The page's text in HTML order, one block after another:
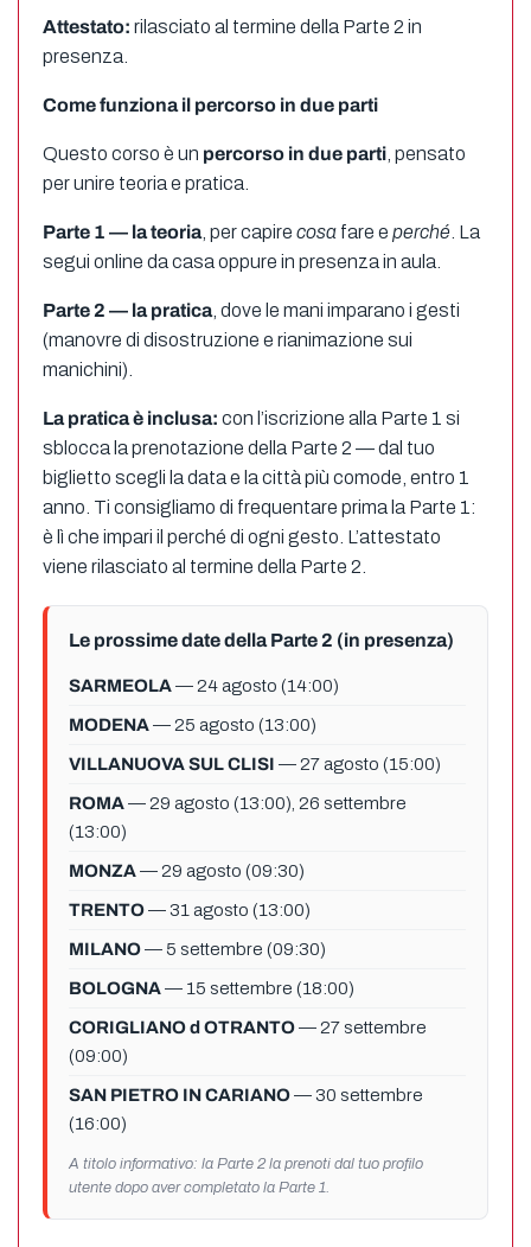
Attestato: rilasciato al termine della Parte 2 in
presenza.
Come funziona il percorso in due parti
Questo corso è un percorso in due parti , pensato
per unire teoria e pratica.
Parte 1 — la teoria, per capire cosa fare e perché . La
segui online da casa oppure in presenza in aula.
Parte 2 — la pratica, dove le mani imparano i gesti
(manovre di disostruzione e rianimazione sui
manichini).
La pratica è inclusa: con l’iscrizione alla Parte 1 si
sblocca la prenotazione della Parte 2 — dal tuo
biglietto scegli la data e la città più comode, entro 1
anno. Ti consigliamo di frequentare prima la Parte 1:
è lì che impari il perché di ogni gesto. L’attestato
viene rilasciato al termine della Parte 2.
Le prossime date della Parte 2 (in presenza)
SARMEOLA— 24 agosto (14:00)
MODENA— 25 agosto (13:00)
VILLANUOVA SUL CLISI — 27 agosto (15:00)
ROMA— 29 agosto (13:00), 26 settembre
(13:00)
MONZA— 29 agosto (09:30)
TRENTO— 31 agosto (13:00)
MILANO— 5 settembre (09:30)
BOLOGNA— 15 settembre (18:00)
CORIGLIANO d OTRANTO— 27 settembre
(09:00)
SAN PIETRO IN CARIANO— 30 settembre
(16:00)
A titolo informativo: la Parte 2 la prenoti dal tuo profilo
utente dopo aver completato la Parte 1.